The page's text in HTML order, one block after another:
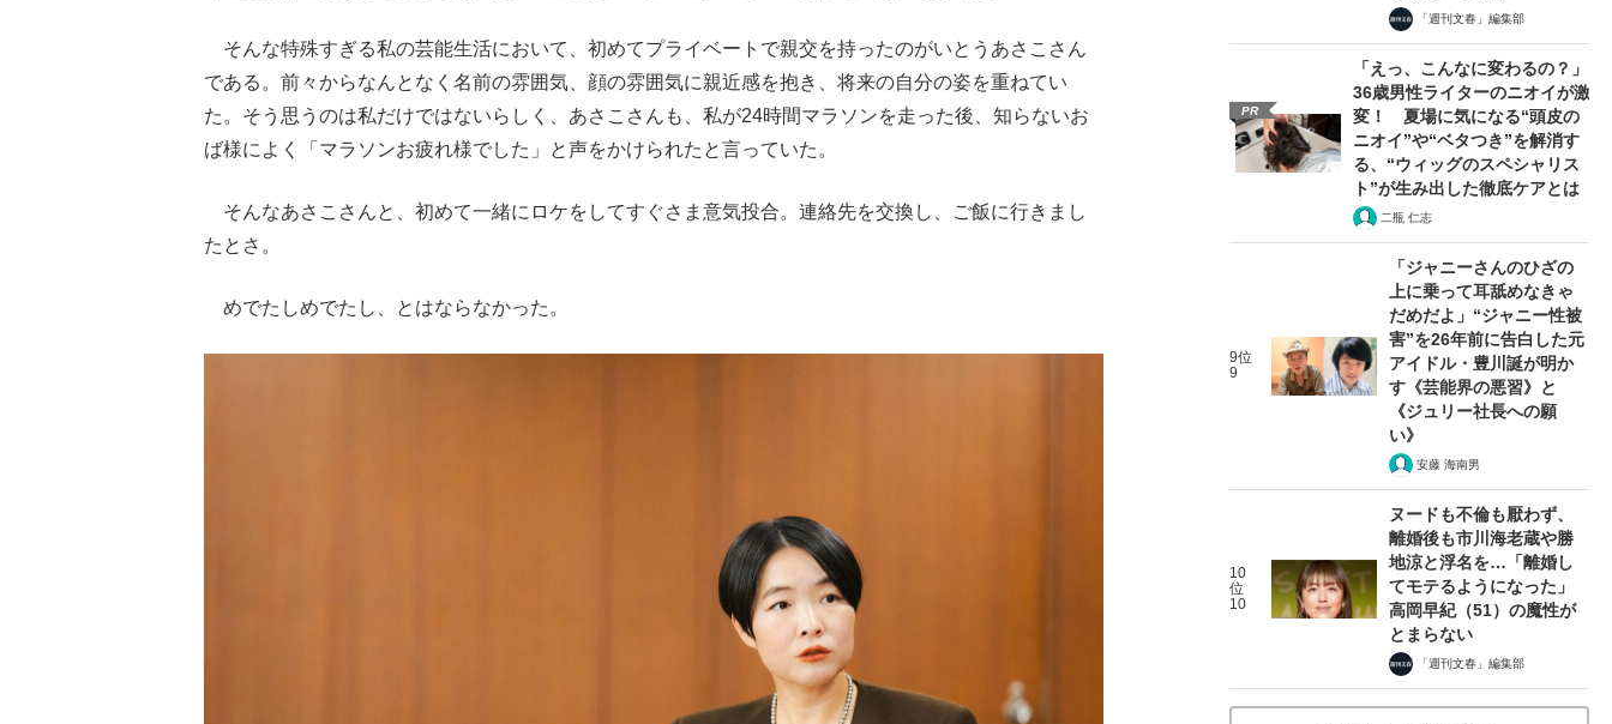
そんな特殊すぎる私の芸能生活において、初めてプライベートで親交を持ったのがいとうあさこさん
である。前々からなんとなく名前の雰囲気、顔の雰囲気に親近感を抱き、将来の自分の姿を重ねてい
た。そう思うのは私だけではないらしく、あさこさんも、私が24時間マラソンを走った後、知らないお
ば様によく「マラソンお疲れ様でした」と声をかけられたと言っていた。
そんなあさこさんと、初めて一緒にロケをしてすぐさま意気投合。連絡先を交換し、ご飯に行きまし
たとさ。
めでたしめでたし、とはならなかった。
「週刊文春」編集部
PR
「えっ、こんなに変わるの？」
36歳男性ライターのニオイが激
変！ 夏場に気になる“頭皮の
ニオイ”や“ベタつき”を解消す
る、“ウィッグのスペシャリス
ト”が生み出した徹底ケアとは
二瓶 仁志
9位
9
「ジャニーさんのひざの
上に乗って耳舐めなきゃ
だめだよ」“ジャニー性被
害”を26年前に告白した元
アイドル・豊川誕が明か
す《芸能界の悪習》と
《ジュリー社長への願
い》
安藤 海南男
10
位
10
ヌードも不倫も厭わず、
離婚後も市川海老蔵や勝
地涼と浮名を…「離婚し
てモテるようになった」
高岡早紀（51）の魔性が
とまらない
「週刊文春」編集部